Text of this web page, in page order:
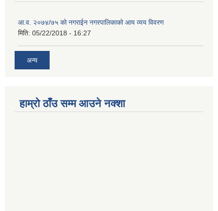
आ.व. २०७४/७५ को नगराईन नगरपालिकाको आय व्यय विवरण
मिति: 05/22/2018 - 16:27
अन्य
हाम्रो ठाँउ सम्म आउने नक्शा